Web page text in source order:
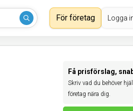
För företag Logga
Få prisförslag,
Skriv vad du behöver
företag nära dig.